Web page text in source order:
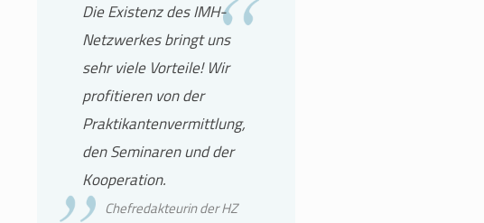
Die Existenz des IMH-
Netzwerkes bringt uns
sehr viele Vorteile! Wir
profitieren von der
Praktikantenvermittlung,
den Seminaren und der
Kooperation.
Chefredakteurin der HZ